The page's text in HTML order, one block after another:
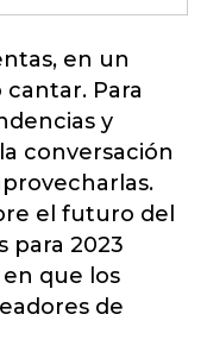
en un
Para
y
conversación
el futuro del
para 2023
que los
de